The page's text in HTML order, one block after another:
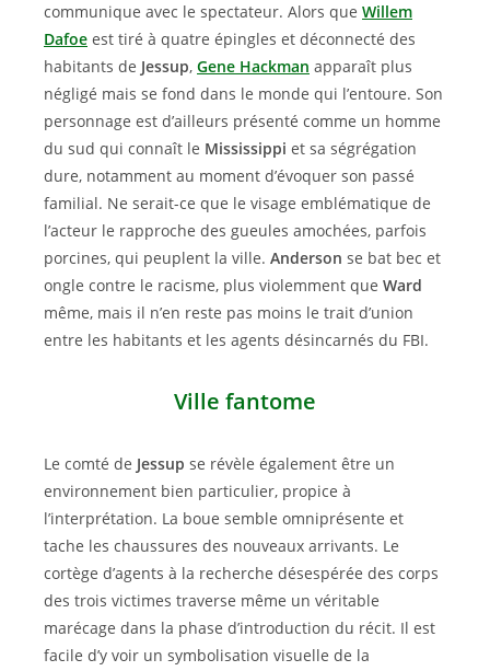
communique avec le spectateur. Alors que Willem
Dafoe est tiré à quatre épingles et déconnecté des
habitants de Jessup, Gene Hackman apparaît plus
négligé mais se fond dans le monde qui l’entoure. Son
personnage est d’ailleurs présenté comme un homme
du sud qui connaît le Mississippi et sa ségrégation
dure, notamment au moment d’évoquer son passé
familial. Ne serait-ce que le visage emblématique de
l’acteur le rapproche des gueules amochées, parfois
porcines, qui peuplent la ville. Anderson se bat bec et
ongle contre le racisme, plus violemment que Ward
même, mais il n’en reste pas moins le trait d’union
entre les habitants et les agents désincarnés du FBI.
Ville fantome
Le comté de Jessup se révèle également être un
environnement bien particulier, propice à
l’interprétation. La boue semble omniprésente et
tache les chaussures des nouveaux arrivants. Le
cortège d’agents à la recherche désespérée des corps
des trois victimes traverse même un véritable
marécage dans la phase d’introduction du récit. Il est
facile d’y voir un symbolisation visuelle de la